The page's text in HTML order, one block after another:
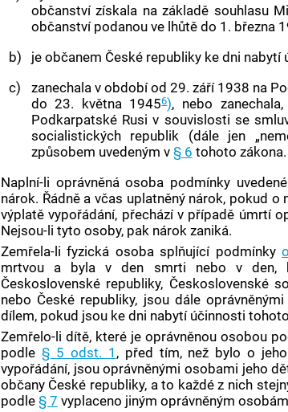
občanství získala na základě souhlasu
občanství podanou ve lhůtě do 1. března
b)
je občanem České republiky ke dni
c)
zanechala v období od 29. září 1938 na
do 23. května 19456), nebo
Podkarpatské Rusi v souvislosti se
socialistických republik (dále jen „
způsobem uvedeným v § 6 tohoto zákona.
Naplní-li oprávněná osoba podmínky
nárok. Řádně a včas uplatněný nárok, pokud
výplatě vypořádání, přechází v případě úmrtí
Nejsou-li tyto osoby, pak nárok zaniká.
Zemřela-li fyzická osoba splňující podmínky
mrtvou a byla v den smrti nebo v den,
Československé republiky, Československé
nebo České republiky, jsou dále
dílem, pokud jsou ke dni nabytí účinnosti
Zemřelo-li dítě, které je oprávněnou osobou
podle § 5 odst. 1 , před tím, než bylo o
vypořádání, jsou oprávněnými osobami jeho
občany České republiky, a to každé z nich
podle § 7 vyplaceno jiným oprávněným